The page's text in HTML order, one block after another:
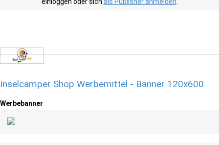
Inselcamper Shop Werbemittel - Banner 120x600
Werbebanner